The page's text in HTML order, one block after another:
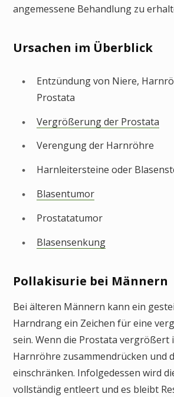
angemessene Behandlung zu
Ursachen im Überblick
Entzündung von Niere,
Prostata
Vergrößerung der Prostata
Verengung der Harnröhre
Harnleitersteine oder
Blasentumor
Prostatatumor
Blasensenkung
Pollakisurie bei Männern
Bei älteren Männern kann ein
Harndrang ein Zeichen für eine
sein. Wenn die Prostata vergrößert
Harnröhre zusammendrücken und
einschränken. Infolgedessen wird
vollständig entleert und es bleibt